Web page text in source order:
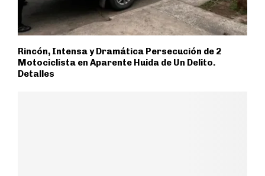
Rincón, Intensa y Dramática Persecución de 2
Motociclista en Aparente Huida de Un Delito.
Detalles